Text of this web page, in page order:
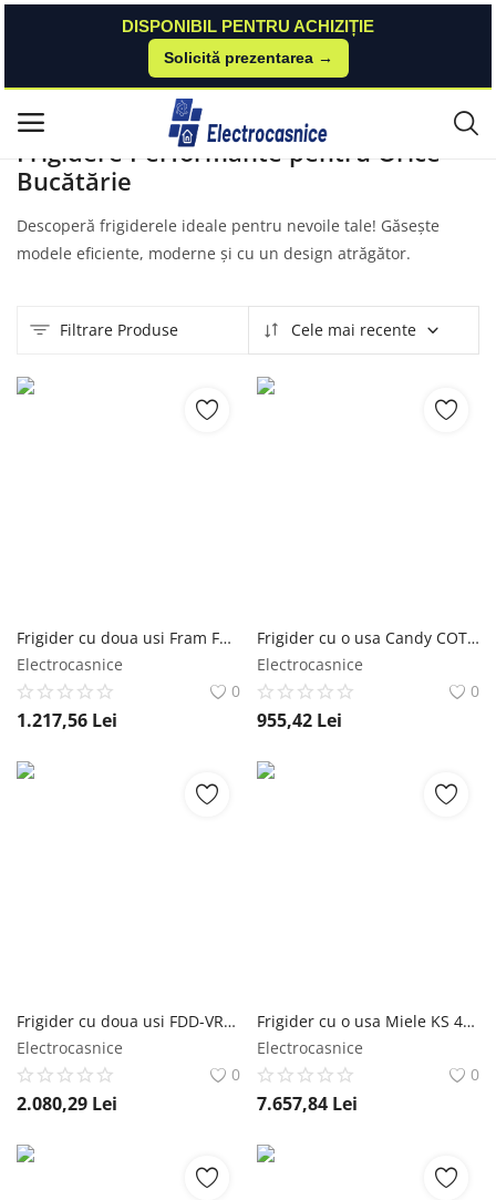
DISPONIBIL PENTRU ACHIZIȚIE
Solicită prezentarea →
Meniu principal
Categorii
Acasă
Blog
Frigidere
Frigidere Performante pentru Orice
Bucătărie
Descoperă frigiderele ideale pentru nevoile tale! Găsește
modele eficiente, moderne și cu un design atrăgător.
Filtrare Produse Cele mai recente
Frigider cu doua usi Fram FDD-VRL212BGE++, clasa E, 212l, H 145cm, Crem FRAM
Electrocasnice
0
1.217,56 Lei
Frigider cu o usa Candy COT1S45EW, 106 l, H 84 cm, Clasa E, alb Candy
Electrocasnice
0
955,42 Lei
Frigider cu doua usi FDD-VRR311BGE++, Capacitate totala: 311L, Clasa energetica: E, Crem FRAM
Electrocasnice
0
2.080,29 Lei
Frigider cu o usa Miele KS 4783 DD, 399 l, DailyFresh, DynaCool, SoftClose, FlexiBoard, ComfortClean, H 185 cm, Clasa D, Negru Miele
Electrocasnice
0
7.657,84 Lei